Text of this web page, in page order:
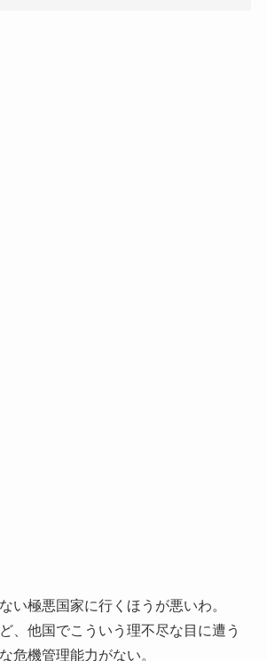
い極悪国家に行くほうが悪いわ。
、他国でこういう理不尽な目に遭う
危機管理能力がない。